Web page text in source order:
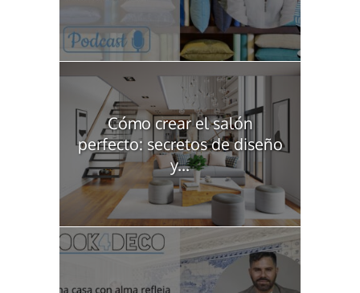
Cómo crear el salón
perfecto: secretos de diseño
y...